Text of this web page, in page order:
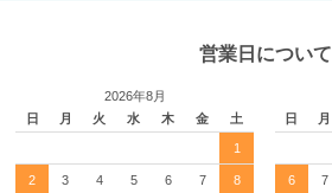
営業日について
2026年8月
日
月 火 水 木 金 土
1
2 3 4 5 6 7 8
日
月
6 7